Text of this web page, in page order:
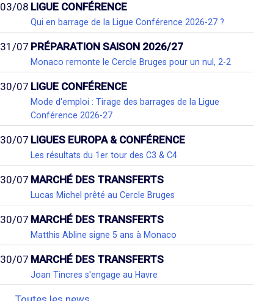
03/08 LIGUE CONFÉRENCE
Qui en barrage de la Ligue Conférence 2026-27 ?
31/07 PRÉPARATION SAISON 2026/27
Monaco remonte le Cercle Bruges pour un nul, 2-2
30/07 LIGUE CONFÉRENCE
Mode d'emploi : Tirage des barrages de la Ligue
Conférence 2026-27
30/07 LIGUES EUROPA & CONFÉRENCE
Les résultats du 1er tour des C3 & C4
30/07 MARCHÉ DES TRANSFERTS
Lucas Michel prêté au Cercle Bruges
30/07 MARCHÉ DES TRANSFERTS
Matthis Abline signe 5 ans à Monaco
30/07 MARCHÉ DES TRANSFERTS
Joan Tincres s'engage au Havre